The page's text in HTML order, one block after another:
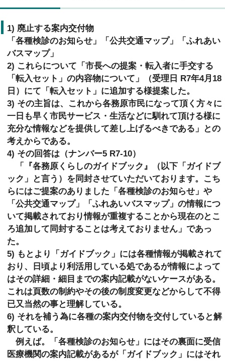
1) 廃止する案内交付物
「各種検診のお知らせ」「公共交通マップ」「ふれあい
バスマップ」
2) これらについて「市長への提案・転入者に手交する
「転入セット」の内容物について」（受理日 R7年4月18
日）にて「転入セット」に追加する様提案した。
3) その主旨は、これから各務原市民になって頂く方々に
一日も早く市民サービス・生活などに馴れて頂ける様に
充分な情報などを提供して差し上げるべきである」との
考えからである。
4) その回答は（ナンバー5 R7-10）
「『各務原くらしのガイドブック』（以下「ガイドブ
ック」と言う）を同封させていただいております。こち
らにはご提案のありました「各種検診のお知らせ」や
「公共交通マップ」「ふれあいバスマップ」の情報につ
いて掲載されており情報が重複することから現在のとこ
ろ追加して同封することは考えておりません」であっ
た。
5) もとより「ガイドブック」には各種情報が掲載されて
おり、日頃より利活用している処であるが情報によって
はその詳細・細目までの案内記載がないケースがある。
これは頁数の制約やその後の制度変更などからして不得
已又当然の事と理解している。
6) それを補う為に各種の案内交付物を交付していると解
釈している。
例えば。「各種検診のお知らせ」にはその裏面に受信
医療機関の案内記載があるが「ガイドブック」にはそれ